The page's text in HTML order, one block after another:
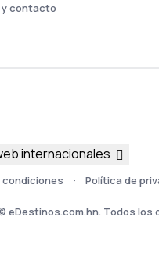
contacto
condiciones Política de
eDestinos.com.hn. Todos los
internacionales